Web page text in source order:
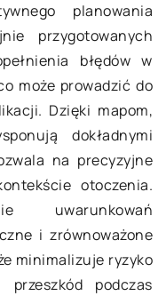
planowania
przygotowanych
błędów w
może prowadzić do
Dzięki mapom,
dokładnymi
na precyzyjne
otoczenia.
uwarunkowań
i zrównoważone
minimalizuje ryzyko
przeszkód podczas